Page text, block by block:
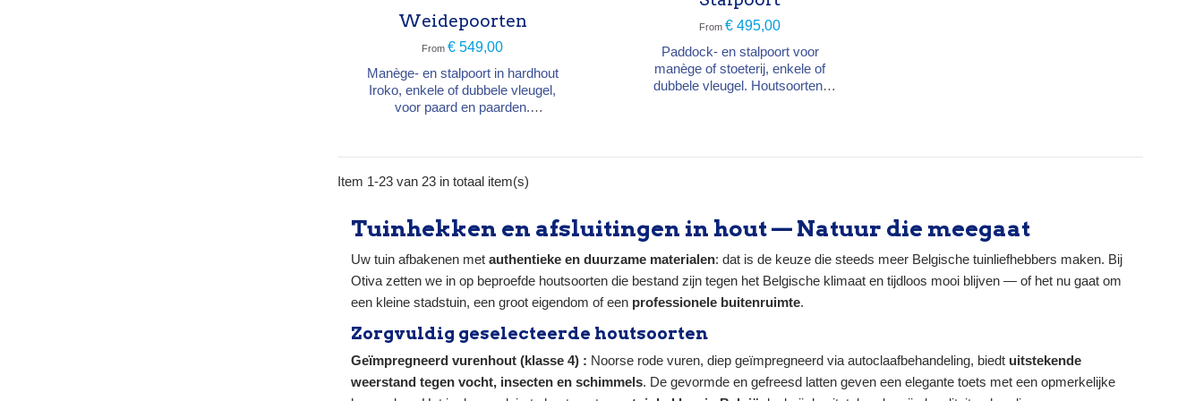
antraciet of zilver.
Uitrusting: beslag en inbouwslot
inbegrepen (zonder palen, kruk
of...
Weidepoorten
From€ 549,00
Manège- en stalpoort in hardhout
Iroko, enkele of dubbele vleugel,
voor paard en paarden.
hardhout Iroko Breedte: 120 cm
of 300 cm Hoogte: 120 cm
Opening: links of rechts · op maat
palen niet meegeleverd
From€ 495,00
Paddock- en stalpoort voor
manège of stoeterij, enkele of
dubbele vleugel. Houtsoorten:
Hoogte: 120 cm Op maat: grenen
meegeleverd (bijpassende
diamantkoppalen)
Item 1-23 van 23 in totaal item(s)
Tuinhekken en afsluitingen in hout — Natuur die meegaat
Uw tuin afbakenen met authentieke en duurzame materialen: dat is de keuze die steeds meer Belgische tuinliefhebbers maken. Bij
Otiva zetten we in op beproefde houtsoorten die bestand zijn tegen het Belgische klimaat en tijdloos mooi blijven — of het nu gaat om
een kleine stadstuin, een groot eigendom of een professionele buitenruimte.
Zorgvuldig geselecteerde houtsoorten
Geïmpregneerd vurenhout (klasse 4) : Noorse rode vuren, diep geïmpregneerd via autoclaafbehandeling, biedt uitstekende
weerstand tegen vocht, insecten en schimmels. De gevormde en gefreesd latten geven een elegante toets met een opmerkelijke